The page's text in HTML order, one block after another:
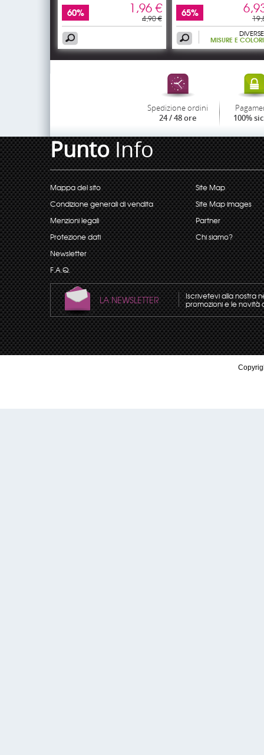
60% 1,96 €
4,90 € 65%
DIVERSE
MISURE E COLORI
Spedizione ordini
24 / 48 ore 100%
PuntoInfo
Mappa del sito
Condizione generali di vendita
Menzioni legali
Protezione dati
Newsletter
F.A.Q.
Site Map
Site Map images
Partner
Chi siamo?
LA NEWSLETTER Iscrivetevi alla nostra
promozioni e le novità